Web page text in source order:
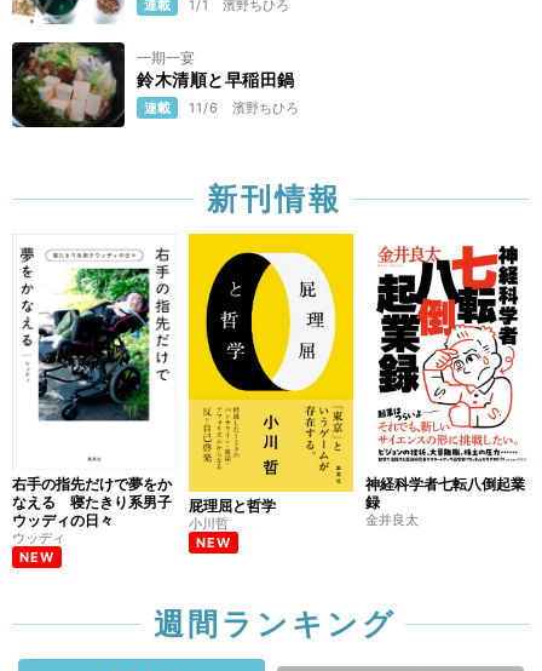
連載 1/1 濱野ちひろ
一期一宴
鈴木清順と早稲田鍋
連載 11/6 濱野ちひろ
新刊情報
右手の指先だけで夢をか
なえる 寝たきり系男子
ウッディの日々
ウッディ
NEW
屁理屈と哲学
小川哲
NEW
神経科学者七転八倒起業
録
金井良太
週間ランキング